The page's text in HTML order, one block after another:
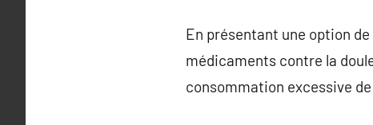
En présentant une option
médicaments contre la
consommation excessive